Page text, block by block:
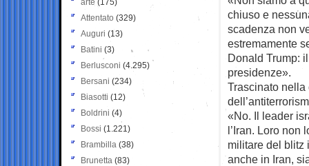
chiuso e
scadenza non
estremamente
Donald Trump:
presidenze».
Trascinato nella
«No. Il leader
l’Iran. Loro non
militare del blitz
anche in Iran,
arte (175)
Attentato (329)
Auguri (13)
Batini (3)
Berlusconi (4.295)
Bersani (234)
Biasotti (12)
Boldrini (4)
Bossi (1.221)
Brambilla (38)
Brunetta (83)